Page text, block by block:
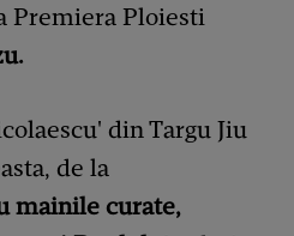
Premiera Ploiesti
din Targu Jiu
de la
mainile curate,